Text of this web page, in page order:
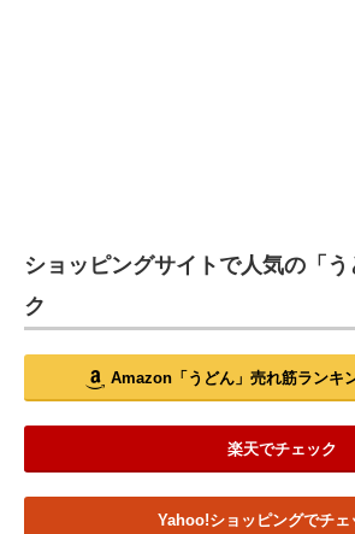
ショッピングサイトで人気の「
ク
Amazon「うどん」売れ筋ランキ
楽天でチェック
Yahoo!ショッピングでチェ